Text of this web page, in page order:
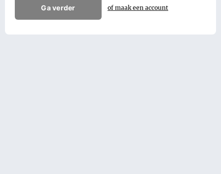
Ga verder of maak een account